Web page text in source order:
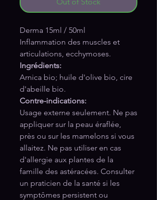
Derma 15ml / 50ml
Inflammation des muscles et
articulations, ecchymoses.
Ingrédients:
Arnica bio; huile d'olive bio, cire
d'abeille bio.
Contre-indications:
Usage externe seulement. Ne pas
appliquer sur la peau éraflée,
près ou sur les mamelons si vous
allaitez. Ne pas utiliser en cas
d'allergie aux plantes de la
famille des astéracées. Consulter
un praticien de la santé si les
symptômes persistent ou